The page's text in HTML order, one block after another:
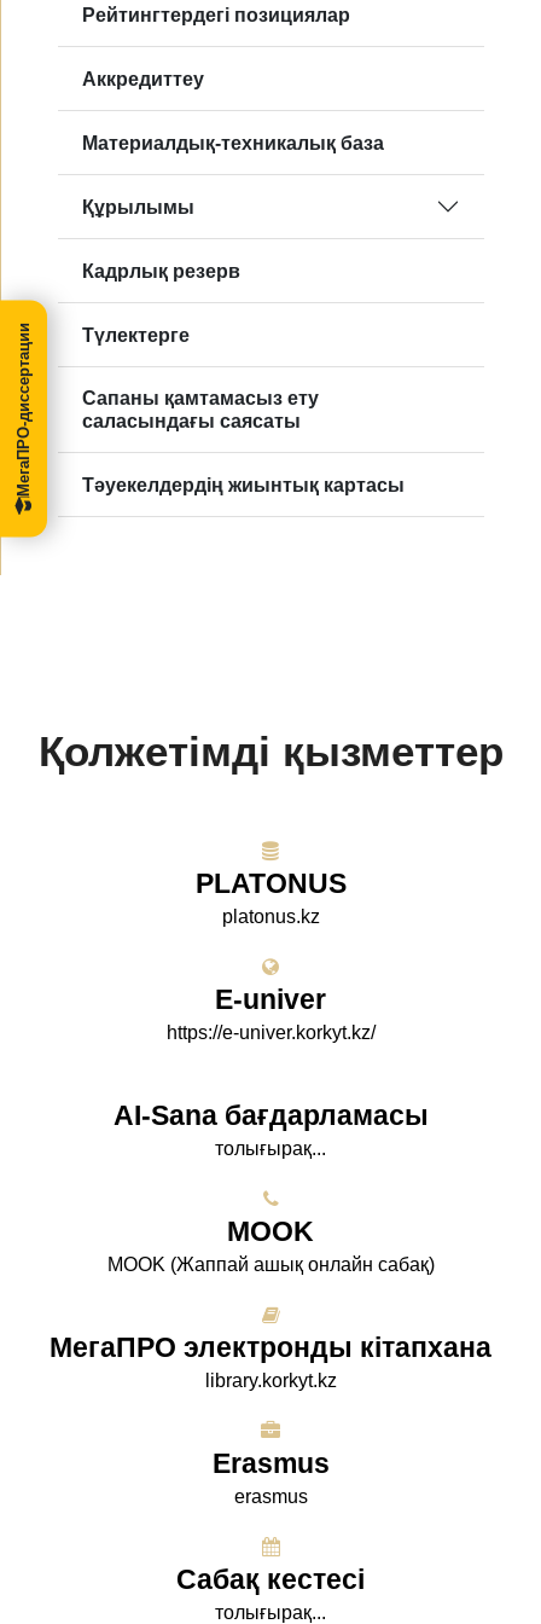
Рейтингтердегі позициялар
Аккредиттеу
Материалдық-техникалық база
Құрылымы
Кадрлық резерв
Түлектерге
Cапаны қамтамасыз ету
саласындағы саясаты
Тәуекелдердің жиынтық картасы
Қолжетімді қызметтер
PLATONUS
platonus.kz
E-univer
https://e-univer.korkyt.kz/
AI-Sana бағдарламасы
толығырақ...
МООK
МООK (Жаппай ашық онлайн сабақ)
МегаПРО электронды кітапхана
library.korkyt.kz
Erasmus
erasmus
Сабақ кестесі
толығырақ...
МегаПРО-диссертации